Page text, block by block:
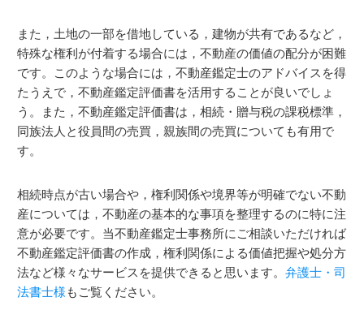
また，土地の一部を借地している，建物が共有であるなど，
特殊な権利が付着する場合には，不動産の価値の配分が困難
です。このような場合には，不動産鑑定士のアドバイスを得
たうえで，不動産鑑定評価書を活用することが良いでしょ
う。また，不動産鑑定評価書は，相続・贈与税の課税標準，
同族法人と役員間の売買，親族間の売買についても有用で
す。
相続時点が古い場合や，権利関係や境界等が明確でない不動
産については，不動産の基本的な事項を整理するのに特に注
意が必要です。当不動産鑑定士事務所にご相談いただければ
不動産鑑定評価書の作成，権利関係による価値把握や処分方
法など様々なサービスを提供できると思います。弁護士・司
法書士様 もご覧ください。